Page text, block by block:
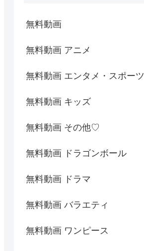
無料動画
無料動画 アニメ
無料動画 エンタメ・スポーツ
無料動画 キッズ
無料動画 その他♡
無料動画 ドラゴンボール
無料動画 ドラマ
無料動画 バラエティ
無料動画 ワンピース